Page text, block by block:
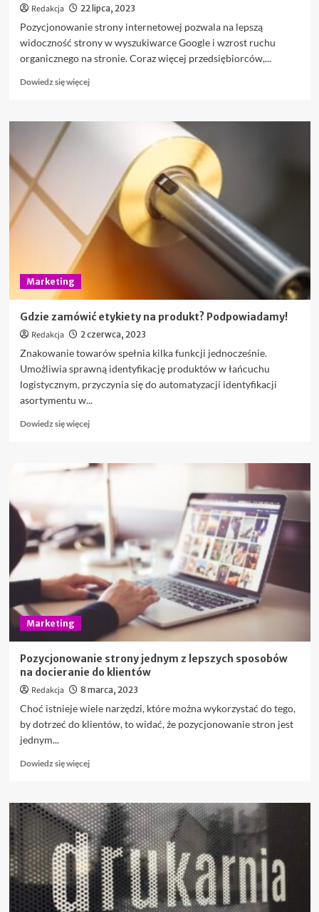
Redakcja 22 lipca, 2023
Pozycjonowanie strony internetowej pozwala na lepszą
widoczność strony w wyszukiwarce Google i wzrost ruchu
organicznego na stronie. Coraz więcej przedsiębiorców,...
Dowiedz się więcejDowiedz
o
potrzebne
pozycjonowanie
strony
internetowej?
Marketing
Gdzie zamówić etykiety na produkt? Podpowiadamy!
Redakcja 2 czerwca, 2023
Znakowanie towarów spełnia kilka funkcji jednocześnie.
Umożliwia sprawną identyfikację produktów w łańcuchu
logistycznym, przyczynia się do automatyzacji identyfikacji
asortymentu w...
Dowiedz się więcejDowiedz
o
Gdzie
produkt?
Podpowiadamy!
Marketing
Pozycjonowanie strony jednym z lepszych sposobów
na docieranie do klientów
Redakcja 8 marca, 2023
Choć istnieje wiele narzędzi, które można wykorzystać do tego,
by dotrzeć do klientów, to widać, że pozycjonowanie stron jest
jednym...
Dowiedz się więcejDowiedz
o
Pozycjonowanie
strony
jednym
z
lepszych
sposobów
na